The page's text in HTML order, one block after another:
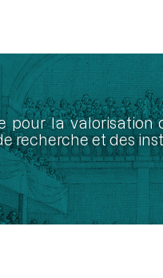
pour la
recherche et des